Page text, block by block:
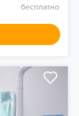
бесплатно